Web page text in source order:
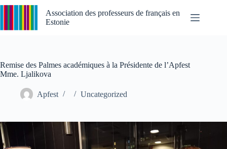
Passer
Association des professeurs de français en
Estonie
Remise des Palmes académiques à la Présidente de l’Apfest
Mme. Ljalikova
Apfest Uncategorized